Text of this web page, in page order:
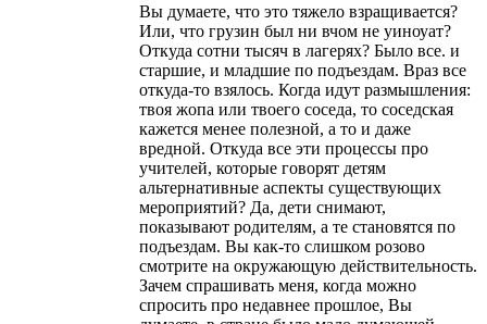
Вы думаете, что это тяжело взращивается?
Или, что грузин был ни вчом не уиноуат?
Откуда сотни тысяч в лагерях? Было все. и
старшие, и младшие по подъездам. Враз все
откуда-то взялось. Когда идут размышления:
твоя жопа или твоего соседа, то соседская
кажется менее полезной, а то и даже
вредной. Откуда все эти процессы про
учителей, которые говорят детям
альтернативные аспекты существующих
мероприятий? Да, дети снимают,
показывают родителям, а те становятся по
подъездам. Вы как-то слишком розово
смотрите на окружающую действительность.
Зачем спрашивать меня, когда можно
спросить про недавнее прошлое, Вы